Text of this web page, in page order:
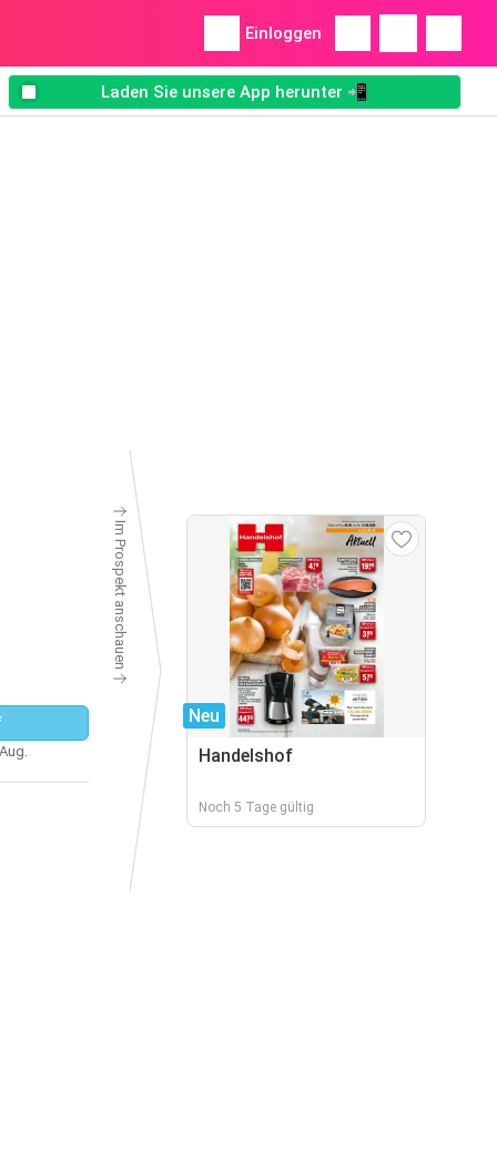
Einloggen
Laden Sie unsere App herunter 📲
Im Prospekt anschauen
Neu
Handelshof
Noch 5 Tage gültig